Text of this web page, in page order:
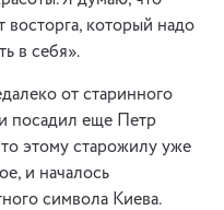
восторга, который надо
в себя».
от старинного
посадил еще Петр
этому старожилу уже
и началось
символа Киева.